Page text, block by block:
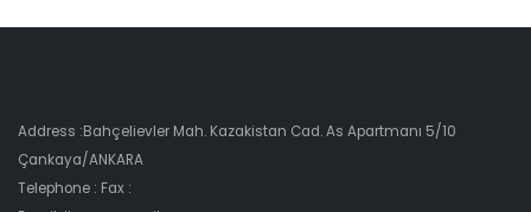
Address :Bahçelievler Mah. Kazakistan Cad. As Apartmanı 5/10
Çankaya/ANKARA
Telephone : Fax :